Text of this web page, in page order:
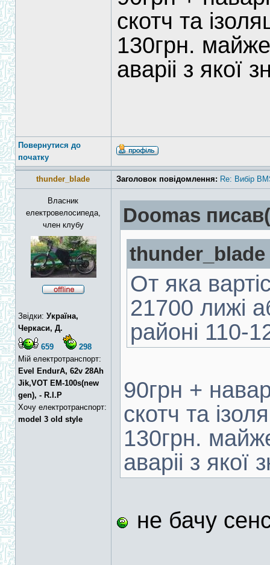
скотч та
130грн.
аваріі з якої
Повернутися до
початку
thunder_blade Заголовок повідомлення: Re: Вибір
Власник
електровелосипеда,
член клубу
Звідки: Україна,
Черкаси, Д.
659
298
Мій електротранспорт:
Evel EndurA, 62v 28Ah
Jik,VOT EM-100s(new
gen), - R.I.P
Хочу електротранспорт:
model 3 old style
Doomas
От яка
21700 лижі
районі 110-
90грн +
скотч та
130грн.
аваріі з якої
не бачу